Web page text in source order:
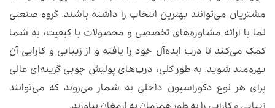
مشتریان می‌توانند بهترین انتخاب را داشته باشند. گروه صنعتی
نما با ارائه مشاوره‌های تخصصی و محصولات با کیفیت، به شما
کمک می‌کند تا درب ایده‌آل خود را یافته و از زیبایی و کارایی آن
بهره‌مند شوید. به طور کلی، درب‌های پولیش چوبی گزینه‌ای عالی
برای هر نوع دکوراسیون داخلی به شمار می‌روند که می‌توانند